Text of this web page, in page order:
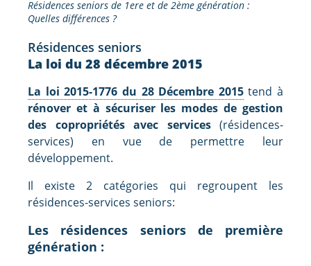
Résidences seniors de 1ere et de 2ème génération :
Quelles différences ?
Résidences seniors
La loi du 28 décembre 2015
La loi 2015-1776 du 28 Décembre 2015tend à
rénover et à sécuriser les modes de gestion
des copropriétés avec services(résidences-
services) en vue de permettre leur
développement.
Il existe 2 catégories qui regroupent les
résidences-services seniors:
Les résidences seniors de première
génération :